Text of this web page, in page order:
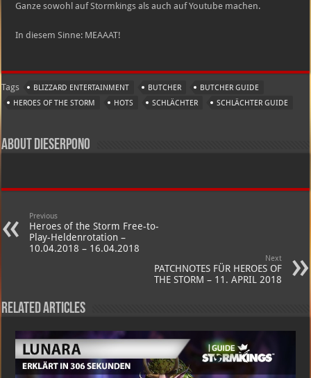
Ganze sowohl auf Stormkings als auch auf Youtube machen.
In diesem Sinne: MEAAAT!
Tags BLIZZARD ENTERTAINMENT BUTCHER
BUTCHER GUIDE
HEROES OF THE STORM
HOTS SCHLÄCHTER SCHLÄCHTER GUIDE
About dieserpono
Previous
Heroes of the Storm Free-to-
Play-Heldenrotation –
10.04.2018 – 16.04.2018
Next
PATCHNOTES FÜR HEROES OF
THE STORM – 11. APRIL 2018
Related Articles